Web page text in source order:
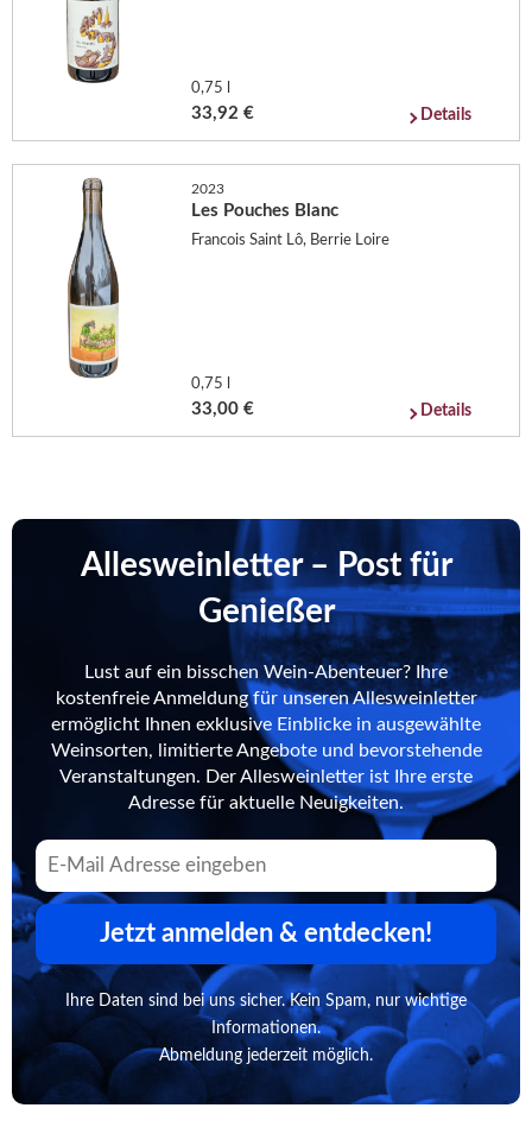
0,75 l
33,92 € Details
2023
Les Pouches Blanc
Francois Saint Lô, Berrie Loire
0,75 l
33,00 € Details
Allesweinletter – Post für
Genießer
Lust auf ein bisschen Wein-Abenteuer? Ihre
kostenfreie Anmeldung für unseren Allesweinletter
ermöglicht Ihnen exklusive Einblicke in ausgewählte
Weinsorten, limitierte Angebote und bevorstehende
Veranstaltungen. Der Allesweinletter ist Ihre erste
Adresse für aktuelle Neuigkeiten.
Jetzt anmelden & entdecken!
Ihre Daten sind bei uns sicher. Kein Spam, nur wichtige
Informationen.
Abmeldung jederzeit möglich.